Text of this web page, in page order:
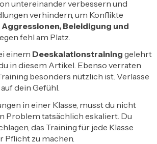
untereinander verbessern und
verhindern, um Konflikte
Aggressionen, Beleidigung und
fehl am Platz.
einem Deeskalationstraining gelehrt
in diesem Artikel. Ebenso verraten
besonders nützlich ist. Verlasse
dein Gefühl.
in einer Klasse, musst du nicht
Problem tatsächlich eskaliert. Du
das Training für jede Klasse
Pflicht zu machen.